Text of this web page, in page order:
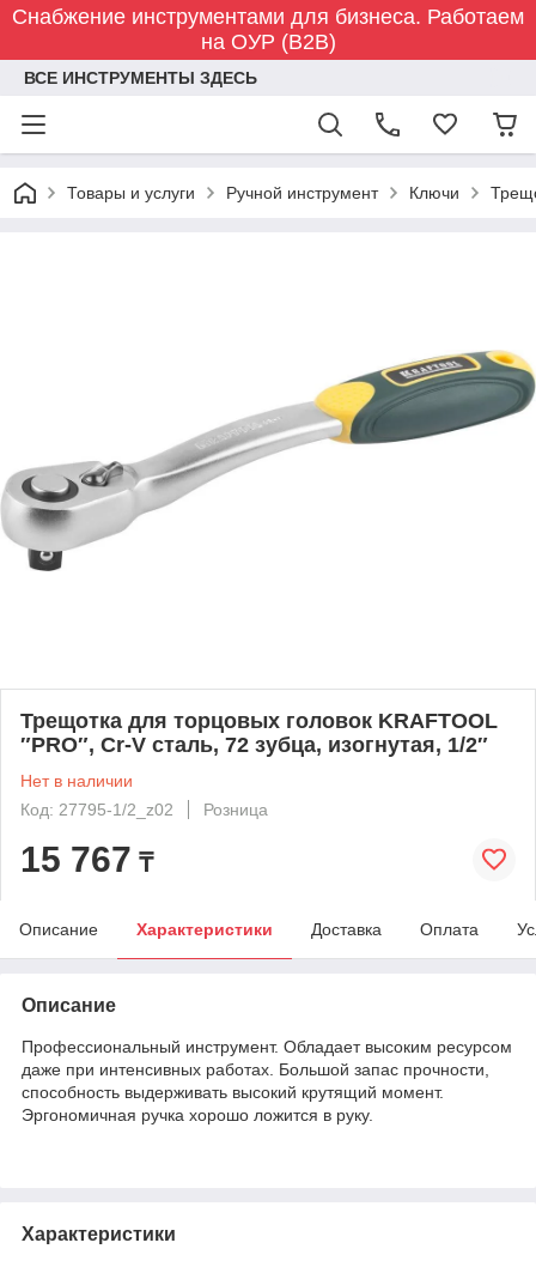
Снабжение инструментами для бизнеса. Работаем
на ОУР (B2B)
ВСЕ ИНСТРУМЕНТЫ ЗДЕСЬ
Товары и услуги Ручной инструмент Ключи
Трещотка для торцовых головок KRAFTOOL
″PRO″, Сr-V сталь, 72 зубца, изогнутая, 1/2″
Нет в наличии
Код: 27795-1/2_z02
Розница
15 767 ₸
Описание Характеристики Доставка Оплата
Описание
Профессиональный инструмент. Обладает высоким ресурсом
даже при интенсивных работах. Большой запас прочности,
способность выдерживать высокий крутящий момент.
Эргономичная ручка хорошо ложится в руку.
Характеристики